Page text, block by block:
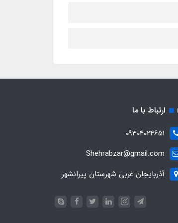
ارتباط با ما
09304024651
Shehrabzar@gmail.com
آذربایجان غربی شهرستان پیرانشهر